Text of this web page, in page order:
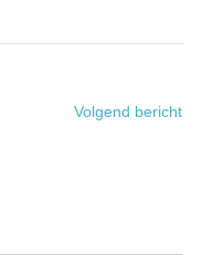
Volgend bericht